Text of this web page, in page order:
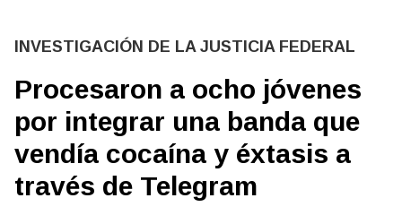
INVESTIGACIÓN DE LA JUSTICIA FEDERAL
Procesaron a ocho jóvenes
por integrar una banda que
vendía cocaína y éxtasis a
través de Telegram